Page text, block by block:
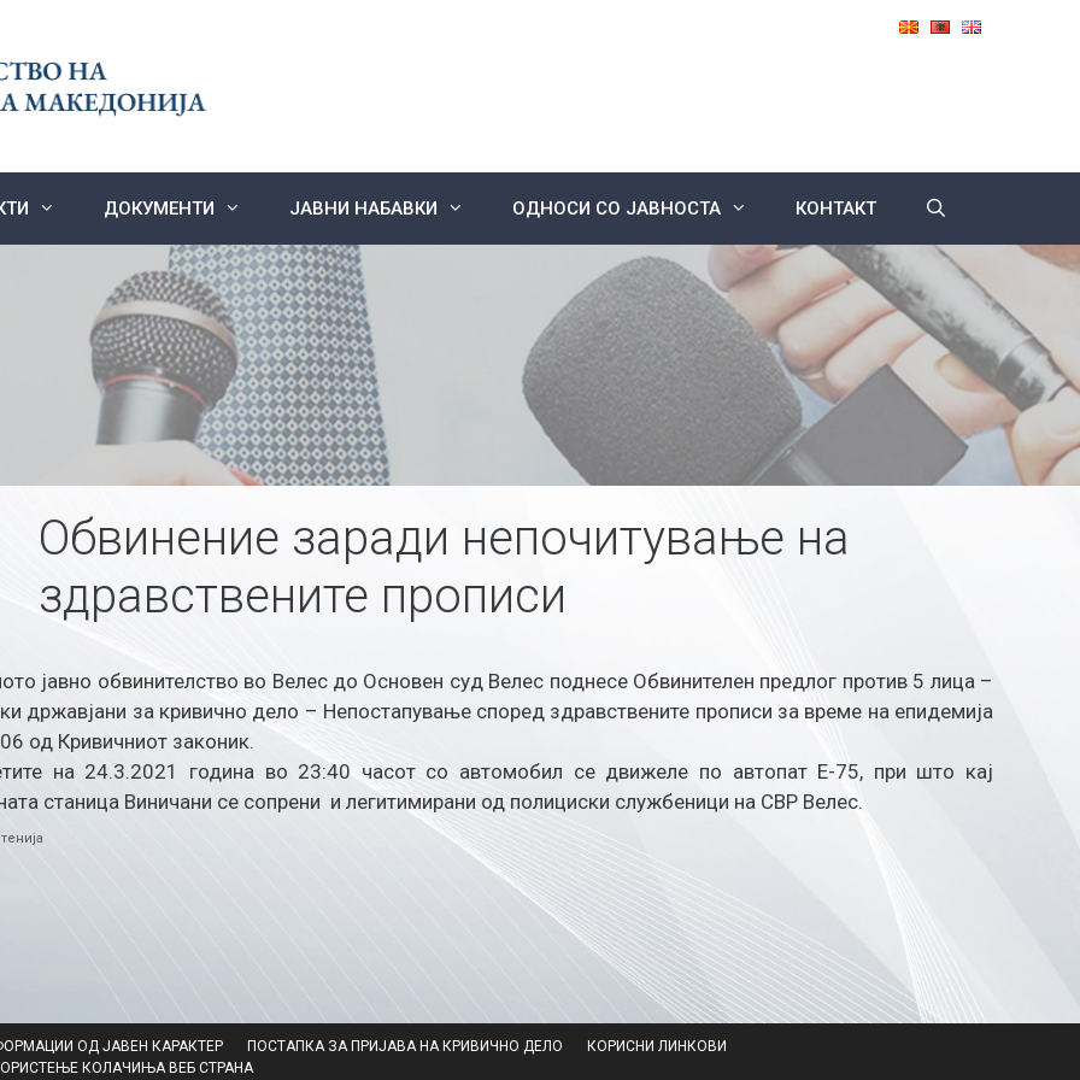
ДОКУМЕНТИ ЈАВНИ НАБАВКИ ОДНОСИ СО ЈАВНОСТА КОНТАКТ
Обвинение заради непочитување на
здравствените прописи
јавно обвинителство во Велес до Основен суд Велес поднесе Обвинителен предлог против 5 лица –
државјани за кривично дело – Непостапување според здравствените прописи за време на епидемија
од Кривичниот законик.
на 24.3.2021 година во 23:40 часот со автомобил се движеле по автопат Е-75, при што кај
станица Виничани се сопрени и легитимирани од полициски службеници на СВР Велес.​
ОД ЈАВЕН КАРАКТЕР ПОСТАПКА ЗА ПРИЈАВА НА КРИВИЧНО ДЕЛО
КОРИСНИ ЛИНКОВИ
КОЛАЧИЊА ВЕБ СТРАНА